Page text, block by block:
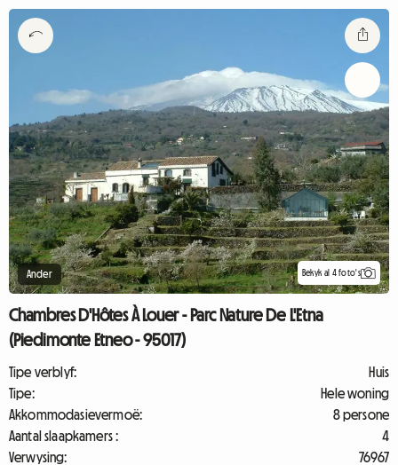
Ander Bekyk al 4 foto's
Chambres D'Hôtes À Louer - Parc Nature De L'Etna
(Piedimonte Etneo - 95017)
Tipe verblyf:
Huis
Tipe:
Hele woning
Akkommodasievermoë:
8 persone
Aantal slaapkamers :
4
Verwysing:
76967